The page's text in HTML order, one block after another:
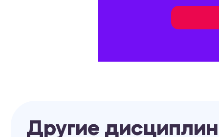
Другие